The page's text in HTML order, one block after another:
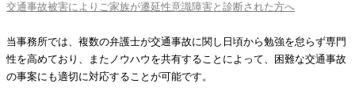
交通事故被害によりご家族が遷延性意識障害と診断された方へ
当事務所では、複数の弁護士が交通事故に関し日頃から勉強を怠らず専門
性を高めており、またノウハウを共有することによって、困難な交通事故
の事案にも適切に対応することが可能です。